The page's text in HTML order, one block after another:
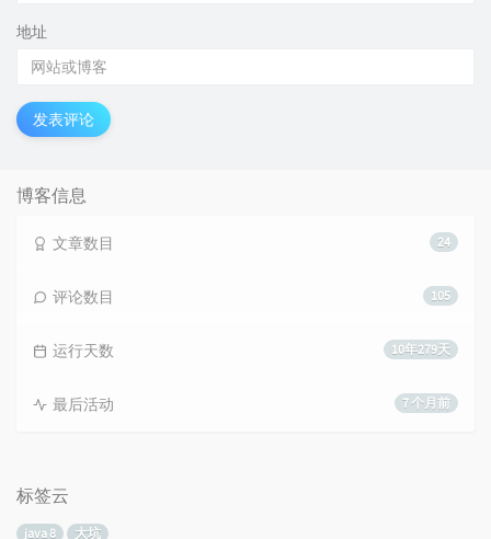
地址
发表评论
博客信息
24
文章数目
105
评论数目
10年279天
运行天数
7 个月前
最后活动
标签云
java 8 大坑